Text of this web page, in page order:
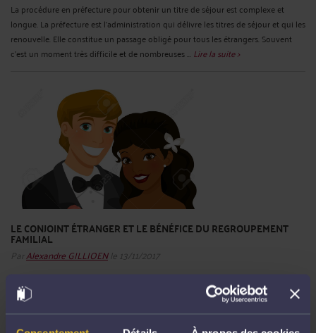
La procédure en préfecture pour obtenir un titre de séjour est complexe et
longue. La préfecture est l’administration qui délivre les titres de séjour et qui les
renouvelle. Elle constitue un passage obligé pour tous les étrangers. Souvent
c’est un moment très difficile et de nombreuses ... Lire la suite >
LE CONJOINT ÉTRANGER ET LE BÉNÉFICE DU REGROUPEMENT
FAMILIAL
ParAlexandre GILLIOENle 13/11/2017
requises pour l’enfant étranger d’un étranger. C’est également l’OFII qui se
charge de contrôler que celles-ci soient remplies. Tous les étrangers sont soumis
aux mêmes règles en ce qui concerne le ...
Lire la suite >